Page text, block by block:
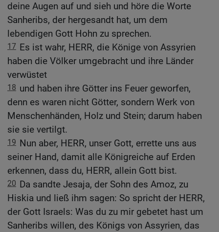
deine Augen auf und sieh und höre die Worte
Sanheribs, der hergesandt hat, um dem
lebendigen Gott Hohn zu sprechen.
17 Es ist wahr, HERR, die Könige von Assyrien
haben die Völker umgebracht und ihre Länder
verwüstet
18 und haben ihre Götter ins Feuer geworfen,
denn es waren nicht Götter, sondern Werk von
Menschenhänden, Holz und Stein; darum haben
sie sie vertilgt.
19 Nun aber, HERR, unser Gott, errette uns aus
seiner Hand, damit alle Königreiche auf Erden
erkennen, dass du, HERR, allein Gott bist.
20 Da sandte Jesaja, der Sohn des Amoz, zu
Hiskia und ließ ihm sagen: So spricht der HERR,
der Gott Israels: Was du zu mir gebetet hast um
Sanheribs willen, des Königs von Assyrien, das